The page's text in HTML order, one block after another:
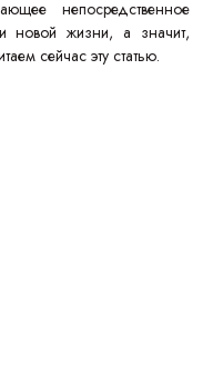
непосредственное
новой жизни, а значит,
сейчас эту статью.